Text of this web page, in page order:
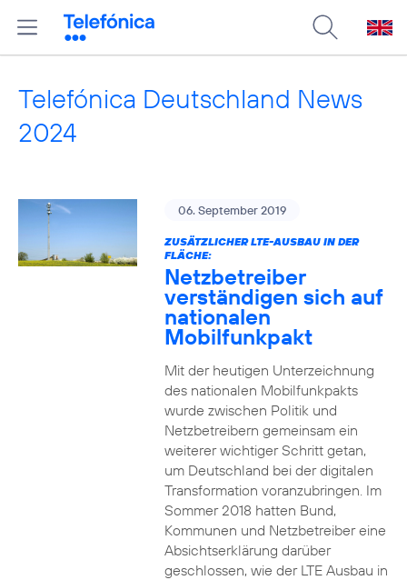
Telefónica Deutschland News
2024
06. September 2019
ZUSÄTZLICHER LTE-AUSBAU IN DER
FLÄCHE:
Netzbetreiber
verständigen sich auf
nationalen
Mobilfunkpakt
Mit der heutigen Unterzeichnung
des nationalen Mobilfunkpakts
wurde zwischen Politik und
Netzbetreibern gemeinsam ein
weiterer wichtiger Schritt getan,
um Deutschland bei der digitalen
Transformation voranzubringen. Im
Sommer 2018 hatten Bund,
Kommunen und Netzbetreiber eine
Absichtserklärung darüber
geschlossen, wie der LTE Ausbau in